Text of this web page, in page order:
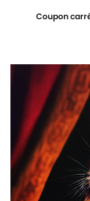
Coupon